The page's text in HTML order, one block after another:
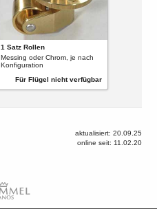
1 Satz Rollen
Messing oder Chrom, je nach
Konfiguration
Für Flügel nicht verfügbar
aktualisiert: 20.09.25
online seit: 11.02.20